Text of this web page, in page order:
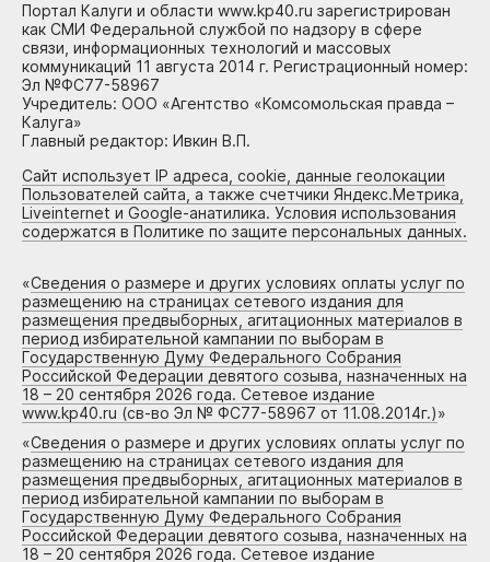
Портал Калуги и области www.kp40.ru зарегистрирован
как СМИ Федеральной службой по надзору в сфере
связи, информационных технологий и массовых
коммуникаций 11 августа 2014 г. Регистрационный номер:
Эл №ФС77-58967
Учредитель: ООО «Агентство «Комсомольская правда –
Калуга»
Главный редактор: Ивкин В.П.
Сайт использует IP адреса, cookie, данные геолокации
Пользователей сайта, а также счетчики Яндекс.Метрика,
Liveinternet и Google-анатилика. Условия использования
содержатся в Политике по защите персональных данных.
«Сведения о размере и других условиях оплаты услуг по
размещению на страницах сетевого издания для
размещения предвыборных, агитационных материалов в
период избирательной кампании по выборам в
Государственную Думу Федерального Собрания
Российской Федерации девятого созыва, назначенных на
18 – 20 сентября 2026 года. Сетевое издание
www.kp40.ru (св-во Эл № ФС77-58967 от 11.08.2014г.)»
«Сведения о размере и других условиях оплаты услуг по
размещению на страницах сетевого издания для
размещения предвыборных, агитационных материалов в
период избирательной кампании по выборам в
Государственную Думу Федерального Собрания
Российской Федерации девятого созыва, назначенных на
18 – 20 сентября 2026 года. Сетевое издание